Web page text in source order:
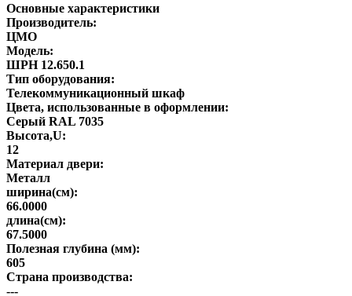
Основные характеристики
Производитель:
ЦМО
Модель:
ШРН 12.650.1
Тип оборудования:
Телекоммуникационный шкаф
Цвета, использованные в оформлении:
Серый RAL 7035
Высота,U:
12
Материал двери:
Металл
ширина(см):
66.0000
длина(см):
67.5000
Полезная глубина (мм):
605
Страна производства:
---